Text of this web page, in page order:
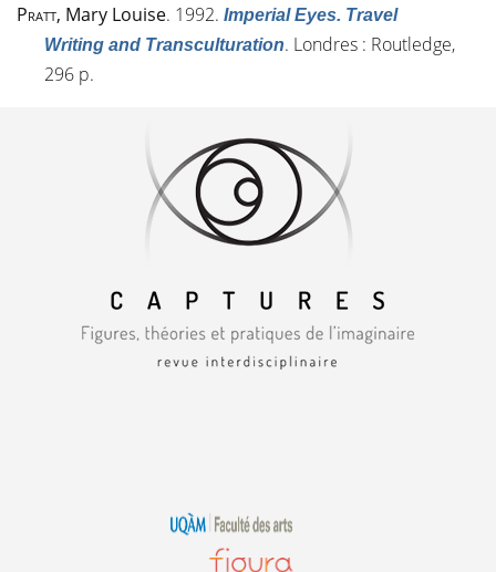
Pratt, Mary Louise. 1992. Imperial Eyes. Travel
Writing and Transculturation. Londres : Routledge,
296 p.